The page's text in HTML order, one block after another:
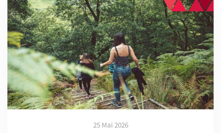
25 Mai 2026